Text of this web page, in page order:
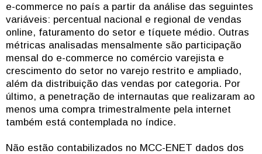
e-commerce no país a partir da análise das seguintes
variáveis: percentual nacional e regional de vendas
online, faturamento do setor e tíquete médio. Outras
métricas analisadas mensalmente são participação
mensal do e-commerce no comércio varejista e
crescimento do setor no varejo restrito e ampliado,
além da distribuição das vendas por categoria. Por
último, a penetração de internautas que realizaram ao
menos uma compra trimestralmente pela internet
também está contemplada no índice.
Não estão contabilizados no MCC-ENET dados dos